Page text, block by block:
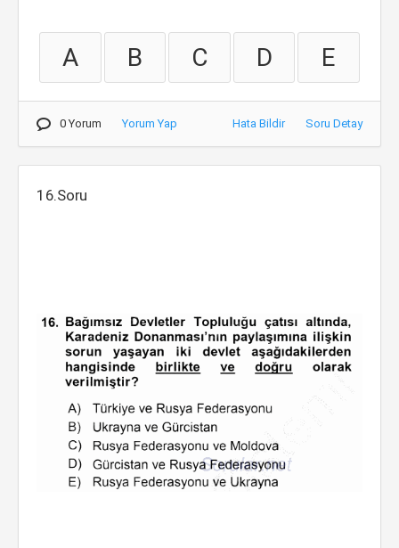
A B C D E
0 Yorum Yorum Yap Hata Bildir Soru Detay
16.Soru